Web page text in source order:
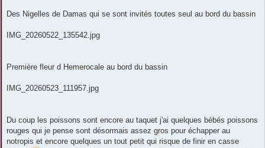
Des Nigelles de Damas qui se sont invités toutes seul au bord du bassin
IMG_20260522_135542.jpg
Première fleur d Hemerocale au bord du bassin
IMG_20260523_111957.jpg
Du coup les poissons sont encore au taquet j'ai quelques bébés poissons
rouges qui je pense sont désormais assez gros pour échapper au
notropis et encore quelques un tout petit qui risque de finir en casse